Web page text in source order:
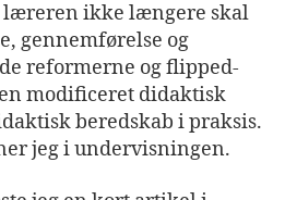
læreren ikke længere skal
gennemførelse og
reformerne og flipped-
modificeret didaktisk
beredskab i praksis.
jeg i undervisningen.